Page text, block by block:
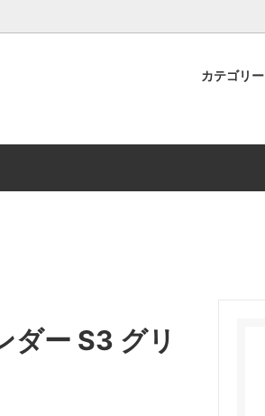
カテゴリー
生豆
ドリップケトル・ポット
エスプレッソ
HARIO/ハリオ
ダー S3 グリ